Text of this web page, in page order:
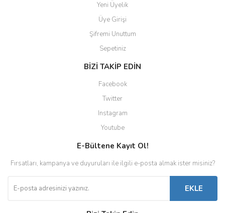
Yeni Üyelik
Üye Girişi
Şifremi Unuttum
Sepetiniz
BİZİ TAKİP EDİN
Facebook
Twitter
Instagram
Youtube
E-Bültene Kayıt Ol!
Fırsatları, kampanya ve duyuruları ile ilgili e-posta almak ister misiniz?
EKLE